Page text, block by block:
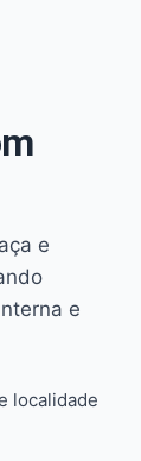
e
e
localidade